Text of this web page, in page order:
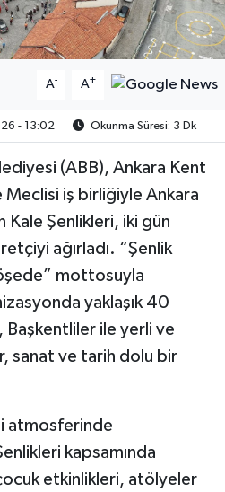
A- A+
- 13:02 Okunma Süresi: 3 Dk
(ABB), Ankara Kent
Meclisi iş birliğiyle Ankara
Kale Şenlikleri, iki gün
ağırladı. “Şenlik
mottosuyla
yaklaşık 40
ile yerli ve
sanat ve tarih dolu bir
atmosferinde
kapsamında
etkinlikleri, atölyeler